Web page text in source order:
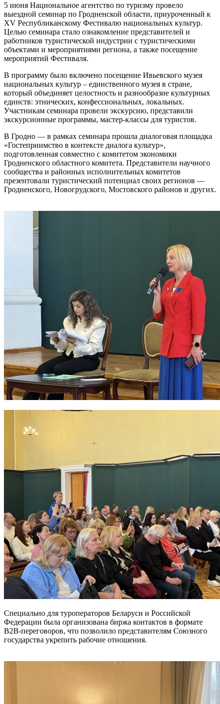
5 июня Национальное агентство по туризму провело
выездной семинар по Гродненской области, приуроченный к
XV Республиканскому Фестивалю национальных культур.
Целью семинара стало ознакомление представителей и
работников туристической индустрии с туристическими
объектами и мероприятиями региона, а также посещение
мероприятий Фестиваля.
В программу было включено посещение Ивьевского музея
национальных культур – единственного музея в стране,
который объединяет целостность и разнообразие культурных
единств: этнических, конфессиональных, локальных.
Участникам семинара провели экскурсию, представили
экскурсионные программы, мастер-классы для туристов.
В Гродно — в рамках семинара прошла диалоговая площадка
«Гостеприимство в контексте диалога культур»,
подготовленная совместно с комитетом экономики
Гродненского областного комитета. Представители научного
сообщества и районных исполнительных комитетов
презентовали туристический потенциал своих регионов —
Гродненского, Новогрудского, Мостовского районов и других.
Специально для туроператоров Беларуси и Российской
Федерации была организована биржа контактов в формате
B2B-переговоров, что позволило представителям Союзного
государства укрепить рабочие отношения.